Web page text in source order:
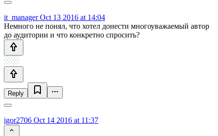
it_managerOct 13 2016 at 14:04
Немного не понял, что хотел донести многоуважаемый автор
до аудитории и что конкретно спросить?
Reply
igor2706 Oct 14 2016 at 11:37